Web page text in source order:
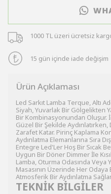
1000 TL üzeri ücretsiz
15 gün içinde iade değişim
Ürün Açıklaması
Led Sarkıt Lamba Terque, Altı
Siyah, Yuvarlak Bir Gölgelikten
Bir Kombinasyonundan Oluşur.
Güzel Bir Şekilde Aydınlatırken,
Zarafet Katar. Pirinç Kaplama
Aydınlatma Elemanlarına Sıra
Entegre Led'Ler Hoş Bir Sıcak
Uygun Bir Döner Dimmer İle
Lamba, Oturma Odasında Veya
Masasının Üzerinde Her Odaya
Atmosferik Bir Aydınlatma
TEKNİK BİLGİLER